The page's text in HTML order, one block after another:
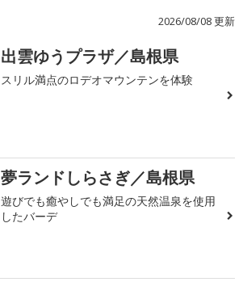
2026/08/08 更新
出雲ゆうプラザ／島根県
スリル満点のロデオマウンテンを体験
夢ランドしらさぎ／島根県
遊びでも癒やしでも満足の天然温泉を使用
したバーデ